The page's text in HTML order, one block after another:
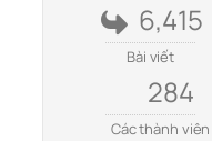
6,415
Bài viết
284
Các thành viên